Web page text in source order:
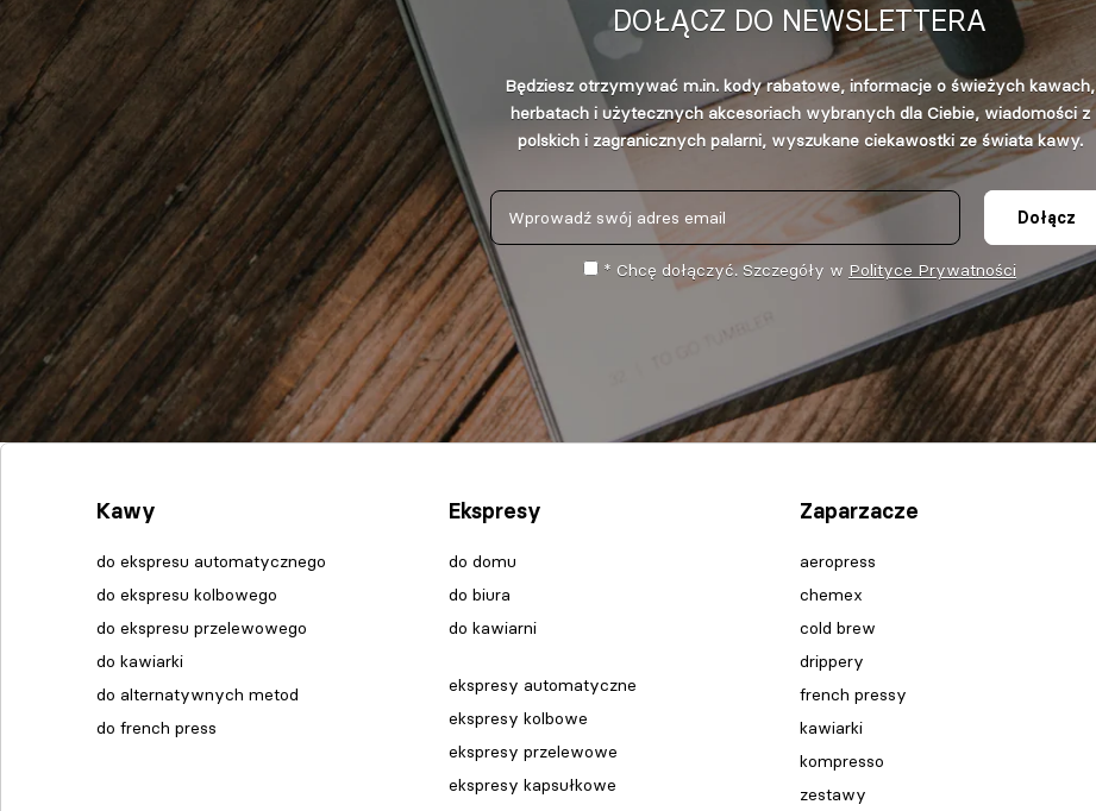
DOŁĄCZ DO NEWSLETTERA
Będziesz otrzymywać m.in. kody rabatowe, informacje o świeżych kawach,
herbatach i użytecznych akcesoriach wybranych dla Ciebie, wiadomości z
polskich i zagranicznych palarni, wyszukane ciekawostki ze świata kawy.
Dołącz
* Chcę dołączyć. Szczegóły w Polityce Prywatności
Kawy
do ekspresu automatycznego
do ekspresu kolbowego
do ekspresu przelewowego
do kawiarki
do alternatywnych metod
do french press
Ekspresy
do domu
do biura
do kawiarni
ekspresy automatyczne
ekspresy kolbowe
ekspresy przelewowe
ekspresy kapsułkowe
Zaparzacze
aeropress
chemex
cold brew
drippery
french pressy
kawiarki
kompresso
zestawy